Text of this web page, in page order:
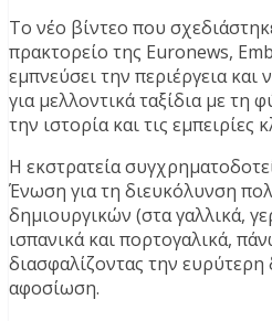
Το νέο βίντεο που
πρακτορείο της Euronews,
εμπνεύσει την περιέργεια και
για μελλοντικά ταξίδια με τη
την ιστορία και τις εμπειρίες
Η εκστρατεία
Ένωση για τη διευκόλυνση
δημιουργικών (στα γαλλικά,
ισπανικά και πορτογαλικά,
διασφαλίζοντας την
αφοσίωση.